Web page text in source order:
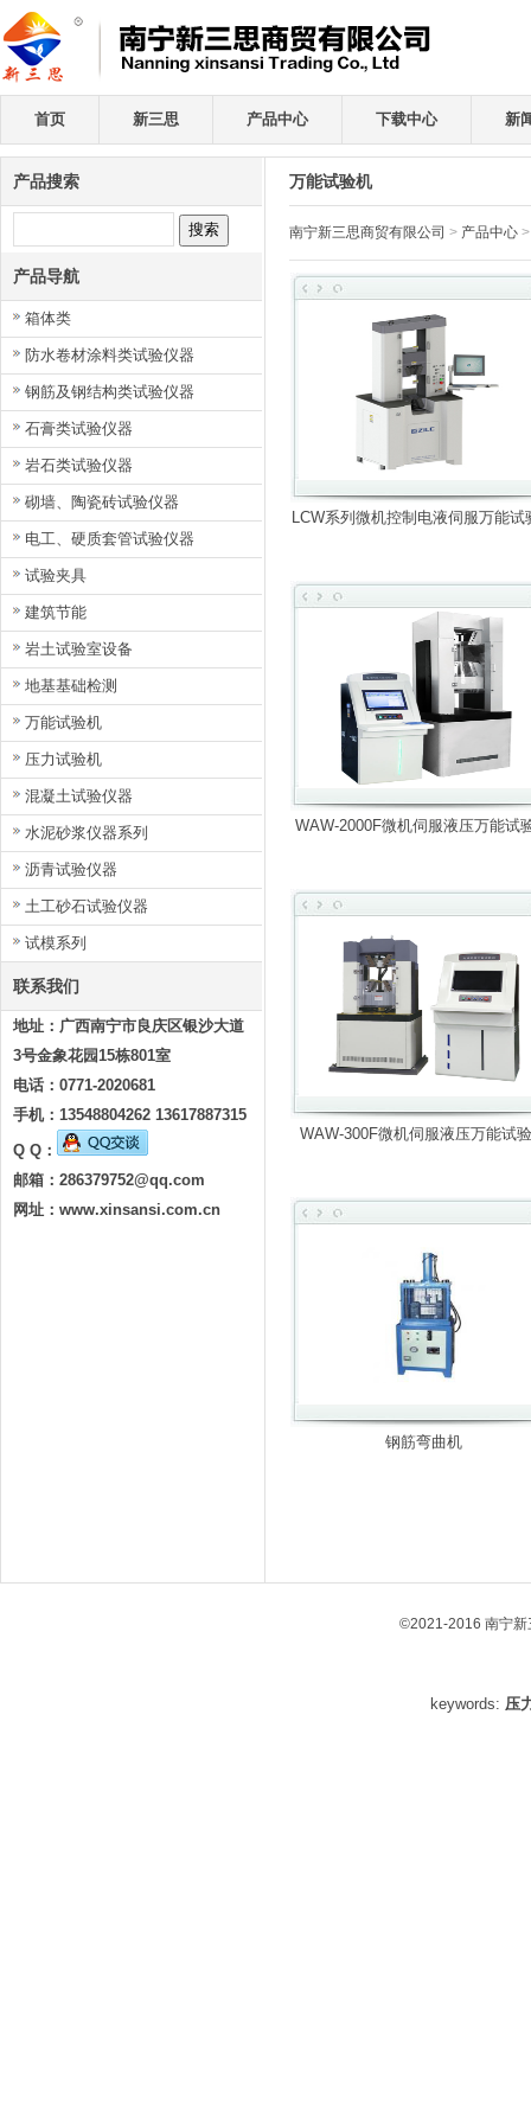
首页 新三思 产品中心 下载中心 新
产品搜索
产品导航
箱体类
防水卷材涂料类试验仪器
钢筋及钢结构类试验仪器
石膏类试验仪器
岩石类试验仪器
砌墙、陶瓷砖试验仪器
电工、硬质套管试验仪器
试验夹具
建筑节能
岩土试验室设备
地基基础检测
万能试验机
压力试验机
混凝土试验仪器
水泥砂浆仪器系列
沥青试验仪器
土工砂石试验仪器
试模系列
联系我们
地址：广西南宁市良庆区银沙大道
3号金象花园15栋801室
电话：0771-2020681
手机：13548804262 13617887315
Q Q：
邮箱： 286379752@qq.com
网址：www.xinsansi.com.cn
万能试验机
南宁新三思商贸有限公司 > 产品中心
LCW系列微机控制电液伺服万能试
WAW-2000F微机伺服液压万能试
WAW-300F微机伺服液压万能试
钢筋弯曲机
©2021-2016 南宁新
keywords:压